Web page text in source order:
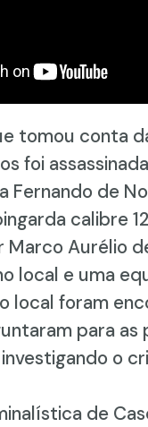
tomou conta
foi
Fernando de
calibre
Marco Aurélio
local e uma
local foram
para
o
de